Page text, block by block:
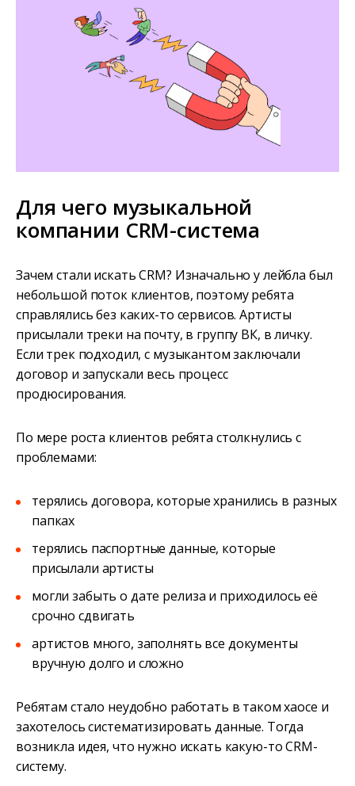
Для чего музыкальной
компании CRM-система
Зачем стали искать CRM? Изначально у лейбла был
небольшой поток клиентов, поэтому ребята
справлялись без каких-то сервисов. Артисты
присылали треки на почту, в группу ВК, в личку.
Если трек подходил, с музыкантом заключали
договор и запускали весь процесс
продюсирования.
По мере роста клиентов ребята столкнулись с
проблемами:
терялись договора, которые хранились в разных
папках
терялись паспортные данные, которые
присылали артисты
могли забыть о дате релиза и приходилось её
срочно сдвигать
артистов много, заполнять все документы
вручную долго и сложно
Ребятам стало неудобно работать в таком хаосе и
захотелось систематизировать данные. Тогда
возникла идея, что нужно искать какую-то CRM-
систему.